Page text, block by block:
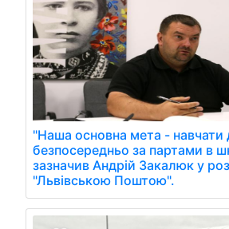
"Наша основна мета - навчати
безпосередньо за партами в
зазначив Андрій Закалюк у
"Львівською Поштою".